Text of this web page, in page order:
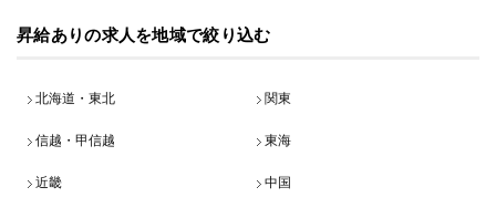
昇給ありの求人を地域で絞り込む
北海道・東北 関東
信越・甲信越 東海
近畿 中国